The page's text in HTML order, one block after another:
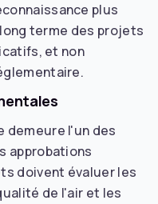
plus
terme des projets
et non
demeure l'un des
approbations
doivent évaluer les
de l'air et les